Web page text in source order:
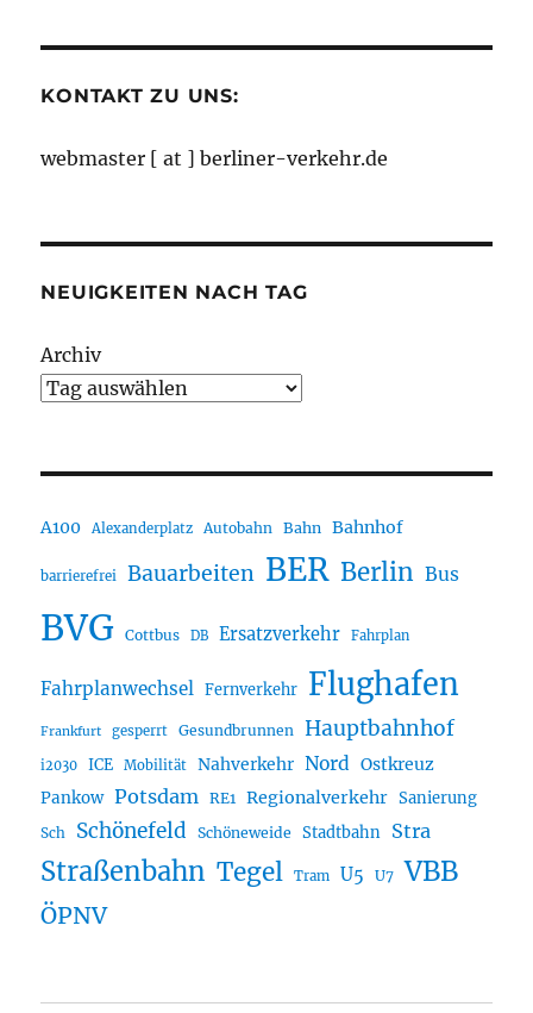
KONTAKT ZU UNS:
webmaster [ at ] berliner-verkehr.de
NEUIGKEITEN NACH TAG
Archiv
A100 Alexanderplatz Autobahn Bahn Bahnhof
barrierefrei Bauarbeiten BER Berlin Bus
BVG Cottbus DB Ersatzverkehr Fahrplan
Fahrplanwechsel Fernverkehr Flughafen
Frankfurt gesperrt Gesundbrunnen Hauptbahnhof
i2030 ICE Mobilität Nahverkehr Nord Ostkreuz
Pankow Potsdam RE1 Regionalverkehr Sanierung
Sch Schönefeld Schöneweide Stadtbahn Stra
Straßenbahn Tegel Tram U5 U7 VBB
ÖPNV